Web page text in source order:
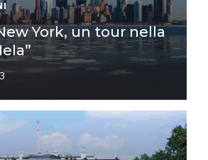
York, un tour nella